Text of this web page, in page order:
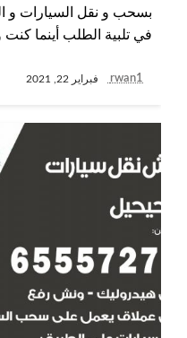
بسحب و نقل السيارات و
في تلبية الطلب أينما
rwan1 فبراير 22, 2021